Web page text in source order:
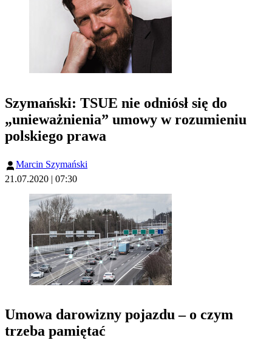
Szymański: TSUE nie odniósł się do
„unieważnienia” umowy w rozumieniu
polskiego prawa
Marcin Szymański
21.07.2020 | 07:30
Umowa darowizny pojazdu – o czym
trzeba pamiętać